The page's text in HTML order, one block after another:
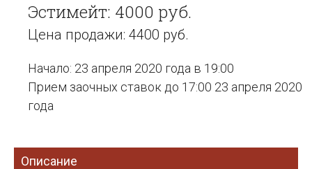
Эстимейт: 4000 руб.
Цена продажи: 4400 руб.
Начало: 23 апреля 2020 года в 19:00
Прием заочных ставок до 17:00 23 апреля 2020
года
Описание